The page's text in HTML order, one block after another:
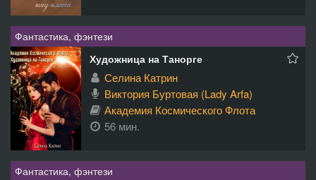
Фантастика, фэнтези
Художница на Танорге
Селина Катрин
Виктория Буртовая (Lady Arfa)
Академия Космического Флота
56 мин.
Фантастика, фэнтези